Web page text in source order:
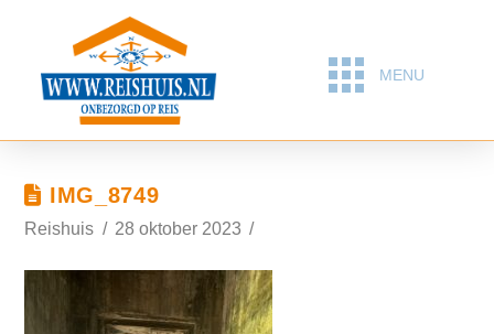
MENU
IMG_8749
Reishuis 28 oktober 2023